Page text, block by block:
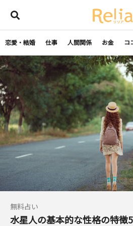
恋愛・結婚 仕事 人間関係 お金 コ
無料占い
水星人の基本的な性格の特徴